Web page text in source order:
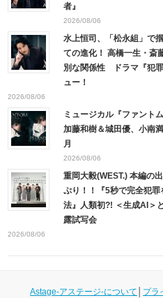
者』
2026/08/06
水上恒司、「松永組」で
ての進化！ 高橋一生・斎
別な関係性 ドラマ『犯
ュー！
2026/08/06
ミュージカル『ファント
加藤和樹＆城田優、小南
月
2026/08/06
重岡大毅(WEST.) 本編の
ぷり！！『5秒で完全犯罪
法』人類初?! ＜生成AI＞
露試写会
2026/08/06
Astage-アステージ-について プラ